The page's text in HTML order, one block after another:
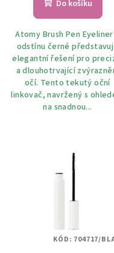
Do košíku
Atomy Brush Pen
odstínu černé
elegantní řešení pro
a dlouhotrvající
očí. Tento tekutý oční
linkovač, navržený s
na snadnou...
KÓD: 704717/